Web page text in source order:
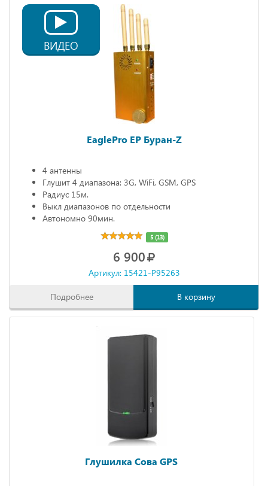
ВИДЕО
EaglePro EP Буран-Z
4 антенны
Глушит 4 диапазона: 3G, WiFi, GSM, GPS
Радиус 15м.
Выкл диапазонов по отдельности
Автономно 90мин.
5 (13)
6 900
Артикул: 15421-P95263
Подробнее В корзину
Глушилка Сова GPS